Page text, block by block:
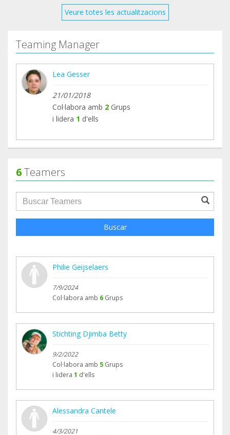
Veure totes les actualitzacions
Teaming Manager
Lea Gesser
21/01/2018
Col·labora amb 2 Grups
i lidera 1 d'ells
6Teamers
groupProfile.searchForm.search.text???
Buscar
Philie Geijselaers
7/9/2024
Col·labora amb 6 Grups
Stichting Djimba Betty
9/2/2022
Col·labora amb 5 Grups
i lidera 1 d'ells
Alessandra Cantele
4/3/2021